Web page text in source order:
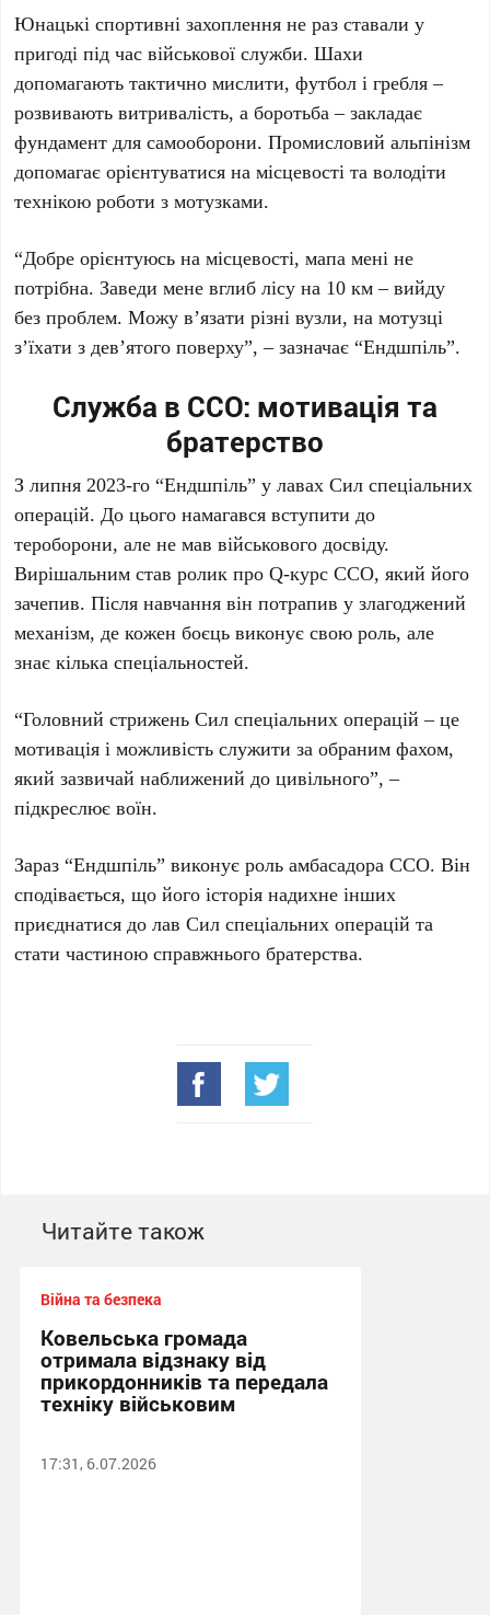
Юнацькі спортивні захоплення не раз ставали у
пригоді під час військової служби. Шахи
допомагають тактично мислити, футбол і гребля –
розвивають витривалість, а боротьба – закладає
фундамент для самооборони. Промисловий альпінізм
допомагає орієнтуватися на місцевості та володіти
технікою роботи з мотузками.
“Добре орієнтуюсь на місцевості, мапа мені не
потрібна. Заведи мене вглиб лісу на 10 км – вийду
без проблем. Можу в’язати різні вузли, на мотузці
з’їхати з дев’ятого поверху”, – зазначає “Ендшпіль”.
Служба в ССО: мотивація та
братерство
З липня 2023-го “Ендшпіль” у лавах Сил спеціальних
операцій. До цього намагався вступити до
тероборони, але не мав військового досвіду.
Вирішальним став ролик про Q-курс ССО, який його
зачепив. Після навчання він потрапив у злагоджений
механізм, де кожен боєць виконує свою роль, але
знає кілька спеціальностей.
“Головний стрижень Сил спеціальних операцій – це
мотивація і можливість служити за обраним фахом,
який зазвичай наближений до цивільного”, –
підкреслює воїн.
Зараз “Ендшпіль” виконує роль амбасадора ССО. Він
сподівається, що його історія надихне інших
приєднатися до лав Сил спеціальних операцій та
стати частиною справжнього братерства.
Читайте також
Війна та безпека
Ковельська громада
отримала відзнаку від
прикордонників та передала
техніку військовим
17:31, 6.07.2026